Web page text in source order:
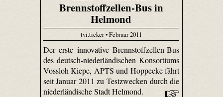
Brennstoffzellen-Bus in
Helmond
tvi.ticker • Februar 2011
Der erste innovative Brennstoffzellen-Bus
des deutsch-niederländischen Konsortiums
Vossloh Kiepe, APTS und Hoppecke fährt
seit Januar 2011 zu Testzwecken durch die
niederländische Stadt Helmond.